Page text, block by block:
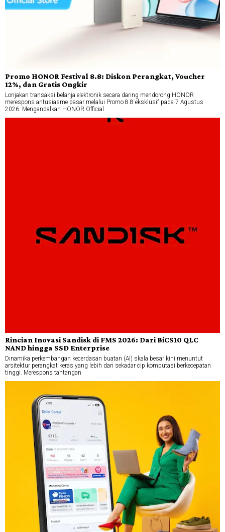
Promo HONOR Festival 8.8: Diskon Perangkat, Voucher
12%, dan Gratis Ongkir
Lonjakan transaksi belanja elektronik secara daring mendorong HONOR
merespons antusiasme pasar melalui Promo 8.8 eksklusif pada 7 Agustus
2026. Mengandalkan HONOR Official
Rincian Inovasi Sandisk di FMS 2026: Dari BiCS10 QLC
NAND hingga SSD Enterprise
Dinamika perkembangan kecerdasan buatan (AI) skala besar kini menuntut
arsitektur perangkat keras yang lebih dari sekadar cip komputasi berkecepatan
tinggi. Merespons tantangan